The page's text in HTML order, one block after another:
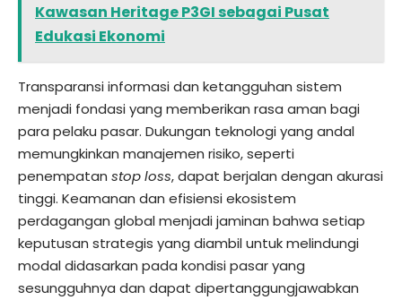
Kawasan Heritage P3GI sebagai Pusat
Edukasi Ekonomi
Transparansi informasi dan ketangguhan sistem
menjadi fondasi yang memberikan rasa aman bagi
para pelaku pasar. Dukungan teknologi yang andal
memungkinkan manajemen risiko, seperti
penempatan stop loss, dapat berjalan dengan akurasi
tinggi. Keamanan dan efisiensi ekosistem
perdagangan global menjadi jaminan bahwa setiap
keputusan strategis yang diambil untuk melindungi
modal didasarkan pada kondisi pasar yang
sesungguhnya dan dapat dipertanggungjawabkan